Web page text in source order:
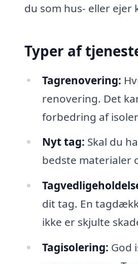
du som hus- eller ejer
Typer af
Tagrenovering:
renovering. Det
forbedring af
Nyt tag: Skal du
bedste materialer
dit tag. En
ikke er skjulte
Tagisolering: God